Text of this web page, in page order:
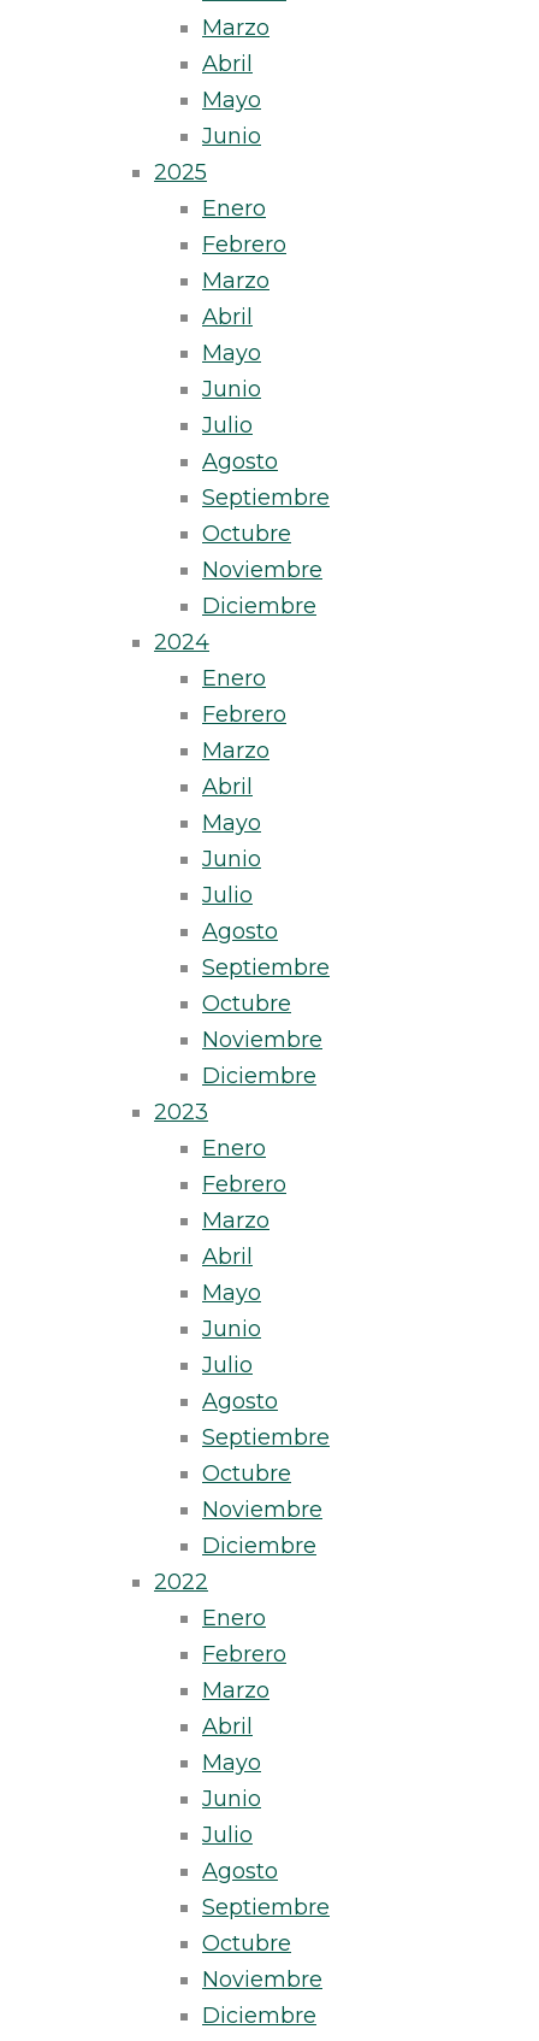
Marzo
Abril
Mayo
Junio
2025
Enero
Febrero
Marzo
Abril
Mayo
Junio
Julio
Agosto
Septiembre
Octubre
Noviembre
Diciembre
2024
Enero
Febrero
Marzo
Abril
Mayo
Junio
Julio
Agosto
Septiembre
Octubre
Noviembre
Diciembre
2023
Enero
Febrero
Marzo
Abril
Mayo
Junio
Julio
Agosto
Septiembre
Octubre
Noviembre
Diciembre
2022
Enero
Febrero
Marzo
Abril
Mayo
Junio
Julio
Agosto
Septiembre
Octubre
Noviembre
Diciembre